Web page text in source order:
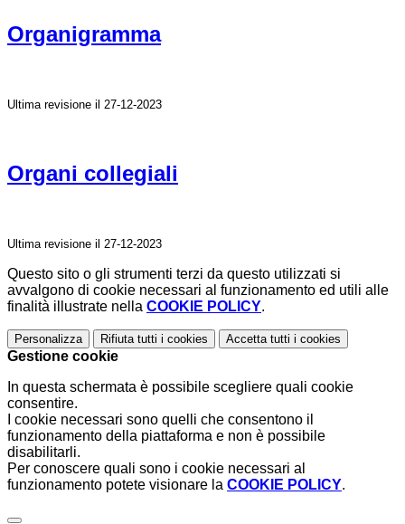
Organigramma
Ultima revisione il 27-12-2023
Organi collegiali
Ultima revisione il 27-12-2023
Questo sito o gli strumenti terzi da questo utilizzati si
avvalgono di cookie necessari al funzionamento ed utili alle
finalità illustrate nella COOKIE POLICY.
Personalizza Rifiuta tutti i cookies Accetta tutti i cookies
Gestione cookie
In questa schermata è possibile scegliere quali cookie
consentire.
I cookie necessari sono quelli che consentono il
funzionamento della piattaforma e non è possibile
disabilitarli.
Per conoscere quali sono i cookie necessari al
funzionamento potete visionare la COOKIE POLICY.